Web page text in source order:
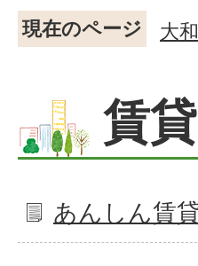
現在のページ 大
賃貸
あんしん賃